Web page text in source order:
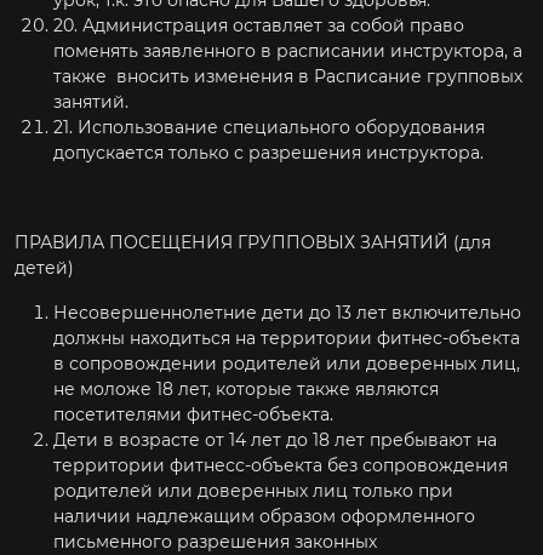
20. Администрация оставляет за собой право
поменять заявленного в расписании инструктора, а
также вносить изменения в Расписание групповых
занятий.
21. Использование специального оборудования
допускается только с разрешения инструктора.
ПРАВИЛА ПОСЕЩЕНИЯ ГРУППОВЫХ ЗАНЯТИЙ (для
детей)
Несовершеннолетние дети до 13 лет включительно
должны находиться на территории фитнес-объекта
в сопровождении родителей или доверенных лиц,
не моложе 18 лет, которые также являются
посетителями фитнес-объекта.
Дети в возрасте от 14 лет до 18 лет пребывают на
территории фитнесс-объекта без сопровождения
родителей или доверенных лиц только при
наличии надлежащим образом оформленного
письменного разрешения законных